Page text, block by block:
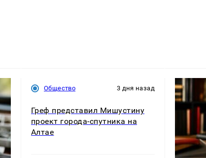
Общество 3 дня назад
Греф представил Мишустину
проект города-спутника на
Алтае